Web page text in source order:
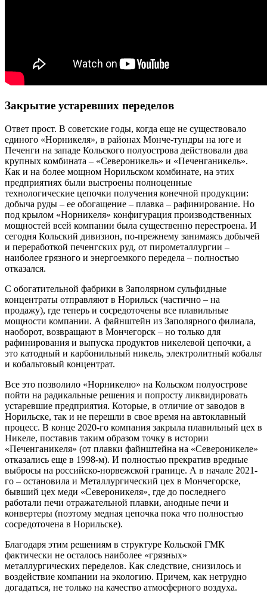
Закрытие устаревших переделов
Ответ прост. В советские годы, когда еще не существовало
единого «Норникеля», в районах Монче-тундры на юге и
Печенги на западе Кольского полуострова действовали два
крупных комбината – «Североникель» и «Печенганикель».
Как и на более мощном Норильском комбинате, на этих
предприятиях были выстроены полноценные
технологические цепочки получения конечной продукции:
добыча руды – ее обогащение – плавка – рафинирование. Но
под крылом «Норникеля» конфигурация производственных
мощностей всей компании была существенно перестроена. И
сегодня Кольский дивизион, по-прежнему занимаясь добычей
и переработкой печенгских руд, от пирометаллургии –
наиболее грязного и энергоемкого передела – полностью
отказался.
С обогатительной фабрики в Заполярном сульфидные
концентраты отправляют в Норильск (частично – на
продажу), где теперь и сосредоточены все плавильные
мощности компании. А файнштейн из Заполярного филиала,
наоборот, возвращают в Мончегорск – но только для
рафинирования и выпуска продуктов никелевой цепочки, а
это катодный и карбонильный никель, электролитный кобальт
и кобальтовый концентрат.
Все это позволило «Норникелю» на Кольском полуострове
пойти на радикальные решения и попросту ликвидировать
устаревшие предприятия. Которые, в отличие от заводов в
Норильске, так и не перешли в свое время на автоклавный
процесс. В конце 2020-го компания закрыла плавильный цех в
Никеле, поставив таким образом точку в истории
«Печенганикеля» (от плавки файнштейна на «Североникеле»
отказались еще в 1998-м). И полностью прекратив вредные
выбросы на российско-норвежской границе. А в начале 2021-
го – остановила и Металлургический цех в Мончегорске,
бывший цех меди «Североникеля», где до последнего
работали печи отражательной плавки, анодные печи и
конвертеры (поэтому медная цепочка пока что полностью
сосредоточена в Норильске).
Благодаря этим решениям в структуре Кольской ГМК
фактически не осталось наиболее «грязных»
металлургических переделов. Как следствие, снизилось и
воздействие компании на экологию. Причем, как нетрудно
догадаться, не только на качество атмосферного воздуха.